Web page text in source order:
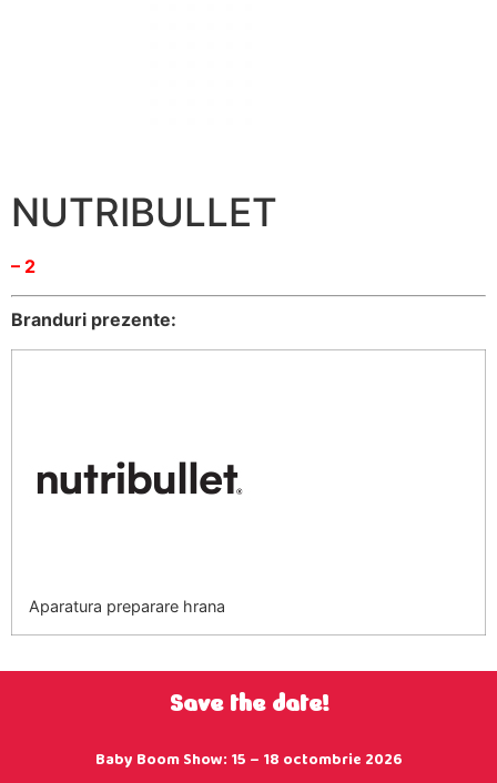
NUTRIBULLET
– 2
Branduri prezente:
Aparatura preparare hrana
Save the date!
Baby Boom Show: 15 – 18 octombrie 2026